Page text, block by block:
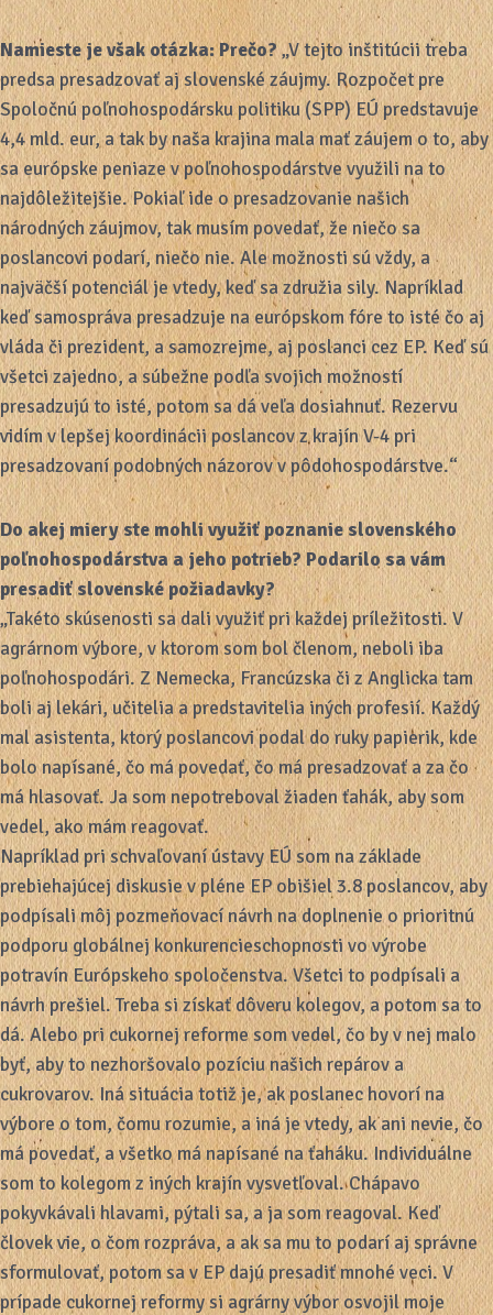
Namieste je však otázka: Prečo?„V tejto inštitúcii treba
predsa presadzovať aj slovenské záujmy. Rozpočet pre
Spoločnú poľnohospodársku politiku (SPP) EÚ predstavuje
4,4 mld. eur, a tak by naša krajina mala mať záujem o to, aby
sa európske peniaze v poľnohospodárstve využili na to
najdôležitejšie. Pokiaľ ide o presadzovanie našich
národných záujmov, tak musím povedať, že niečo sa
poslancovi podarí, niečo nie. Ale možnosti sú vždy, a
najväčší potenciál je vtedy, keď sa združia sily. Napríklad
keď samospráva presadzuje na európskom fóre to isté čo aj
vláda či prezident, a samozrejme, aj poslanci cez EP. Keď sú
všetci zajedno, a súbežne podľa svojich možností
presadzujú to isté, potom sa dá veľa dosiahnuť. Rezervu
vidím v lepšej koordinácii poslancov z krajín V-4 pri
presadzovaní podobných názorov v pôdohospodárstve.“
Do akej miery ste mohli využiť poznanie slovenského
poľnohospodárstva a jeho potrieb? Podarilo sa vám
presadiť slovenské požiadavky?
„Takéto skúsenosti sa dali využiť pri každej príležitosti. V
agrárnom výbore, v ktorom som bol členom, neboli iba
poľnohospodári. Z Nemecka, Francúzska či z Anglicka tam
boli aj lekári, učitelia a predstavitelia iných profesií. Každý
mal asistenta, ktorý poslancovi podal do ruky papierik, kde
bolo napísané, čo má povedať, čo má presadzovať a za čo
má hlasovať. Ja som nepotreboval žiaden ťahák, aby som
vedel, ako mám reagovať.
Napríklad pri schvaľovaní ústavy EÚ som na základe
prebiehajúcej diskusie v pléne EP obišiel 3.8 poslancov, aby
podpísali môj pozmeňovací návrh na doplnenie o prioritnú
podporu globálnej konkurencieschopnosti vo výrobe
potravín Európskeho spoločenstva. Všetci to podpísali a
návrh prešiel. Treba si získať dôveru kolegov, a potom sa to
dá. Alebo pri cukornej reforme som vedel, čo by v nej malo
byť, aby to nezhoršovalo pozíciu našich repárov a
cukrovarov. Iná situácia totiž je, ak poslanec hovorí na
výbore o tom, čomu rozumie, a iná je vtedy, ak ani nevie, čo
má povedať, a všetko má napísané na ťaháku. Individuálne
som to kolegom z iných krajín vysvetľoval. Chápavo
pokyvkávali hlavami, pýtali sa, a ja som reagoval. Keď
človek vie, o čom rozpráva, a ak sa mu to podarí aj správne
sformulovať, potom sa v EP dajú presadiť mnohé veci. V
prípade cukornej reformy si agrárny výbor osvojil moje